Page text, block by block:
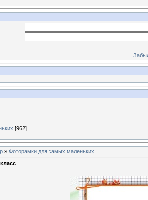
[962]
» Фоторамки для самых маленьких